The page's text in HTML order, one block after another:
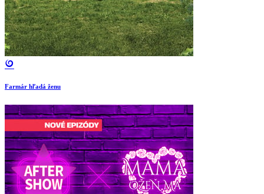
Farmár hľadá ženu